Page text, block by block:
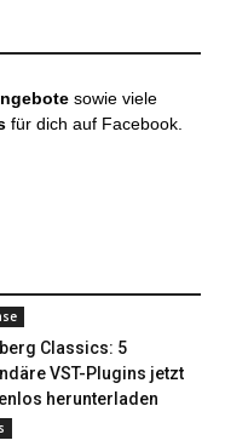
sowie viele
für dich auf Facebook.
Classics: 5
VST-Plugins jetzt
herunterladen